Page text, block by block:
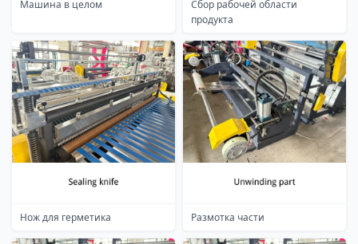
Машина в целом
Сбор рабочей области
продукта
Нож для герметика Размотка части